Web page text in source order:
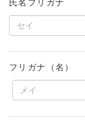
氏名フリガナ
フリガナ（名）